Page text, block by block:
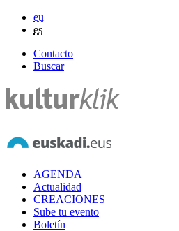
eu
es
Contacto
Buscar
AGENDA
Actualidad
CREACIONES
Sube tu evento
Boletín